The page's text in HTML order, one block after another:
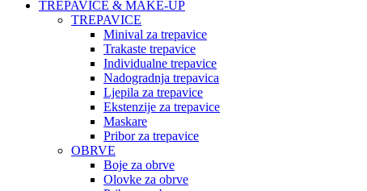
TREPAVICE & MAKE-UP
TREPAVICE
Minival za trepavice
Trakaste trepavice
Individualne trepavice
Nadogradnja trepavica
Ljepila za trepavice
Ekstenzije za trepavice
Maskare
Pribor za trepavice
OBRVE
Boje za obrve
Olovke za obrve